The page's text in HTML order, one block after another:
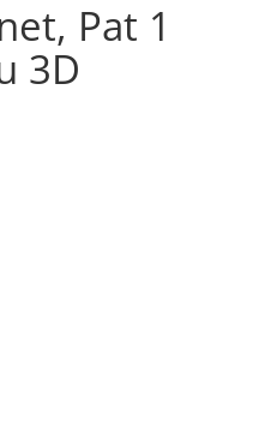
Pat 1
3D